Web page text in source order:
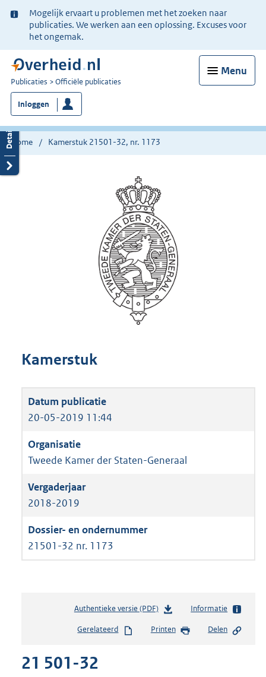
Ter
informatie:
Mogelijk ervaart u problemen met het zoeken naar
publicaties. We werken aan een oplossing. Excuses voor
het ongemak.
Menu
U
bent
nu
hier:
Publicaties Officiële publicaties
Inloggen
Home Kamerstuk 21501-32, nr. 1173
Kamerstuk
20-05-2019 11:44
Tweede Kamer der Staten-Generaal
2018-2019
21501-32 nr. 1173
Authentieke versie (PDF)b
s
Informatie
Gerelateerd Printen Delen
21 501-32